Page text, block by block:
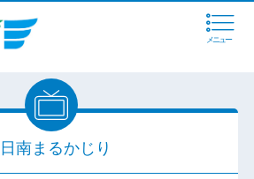
メニュー
日南まるかじり